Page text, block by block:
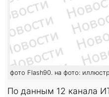
фото Flash90. на фото:
По данным 12 канала